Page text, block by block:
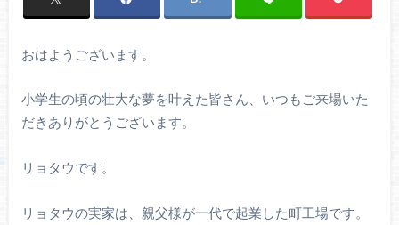
おはようございます。
小学生の頃の壮大な夢を叶えた皆さん、いつもご来場いた
だきありがとうございます。
リョタウです。
リョタウの実家は、親父様が一代で起業した町工場です。